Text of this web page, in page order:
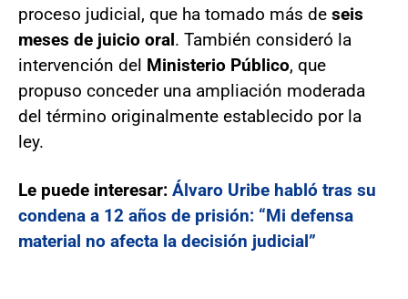
proceso judicial, que ha tomado más de seis
meses de juicio oral. También consideró la
intervención del Ministerio Público, que
propuso conceder una ampliación moderada
del término originalmente establecido por la
ley.
Le puede interesar: Álvaro Uribe habló tras su
condena a 12 años de prisión: “Mi defensa
material no afecta la decisión judicial”